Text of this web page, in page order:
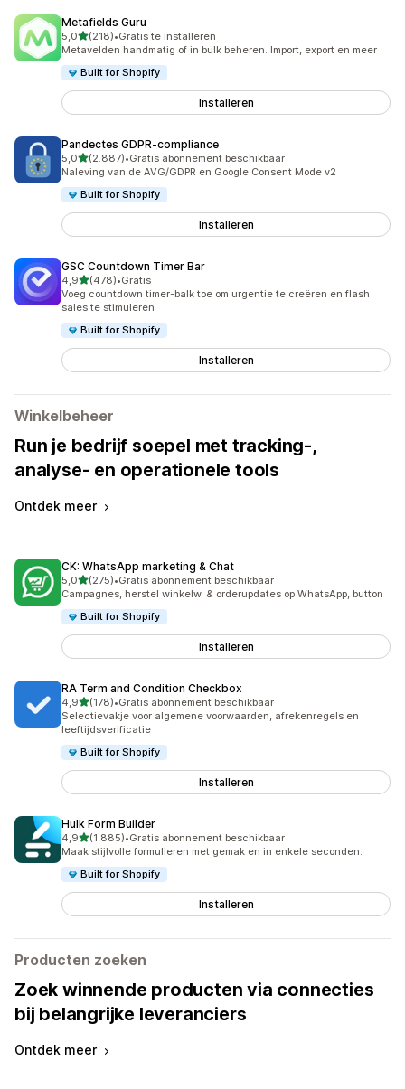
Metafields Guru
5,0van 5 sterren
(218)
218 recensies in totaal
•Gratis te installeren
Metavelden handmatig of in bulk beheren. Import, export en meer
Built for Shopify
Installeren
Pandectes GDPR‑compliance
5,0van 5 sterren
(2.887)
2887 recensies in totaal
•Gratis abonnement beschikbaar
Naleving van de AVG/GDPR en Google Consent Mode v2
Built for Shopify
Installeren
GSC Countdown Timer Bar
4,9van 5 sterren
(478)
478 recensies in totaal
•Gratis
Voeg countdown timer-balk toe om urgentie te creëren en flash
sales te stimuleren
Built for Shopify
Installeren
Winkelbeheer
Run je bedrijf soepel met tracking-,
analyse- en operationele tools
Ontdek meer
CK: WhatsApp marketing & Chat
5,0van 5 sterren
(275)
275 recensies in totaal
•Gratis abonnement beschikbaar
Campagnes, herstel winkelw. & orderupdates op WhatsApp, button
Built for Shopify
Installeren
RA Term and Condition Checkbox
4,9van 5 sterren
(178)
178 recensies in totaal
•Gratis abonnement beschikbaar
Selectievakje voor algemene voorwaarden, afrekenregels en
leeftijdsverificatie
Built for Shopify
Installeren
Hulk Form Builder
4,9van 5 sterren
(1.885)
1885 recensies in totaal
•Gratis abonnement beschikbaar
Maak stijlvolle formulieren met gemak en in enkele seconden.
Built for Shopify
Installeren
Producten zoeken
Zoek winnende producten via connecties
bij belangrijke leveranciers
Ontdek meer